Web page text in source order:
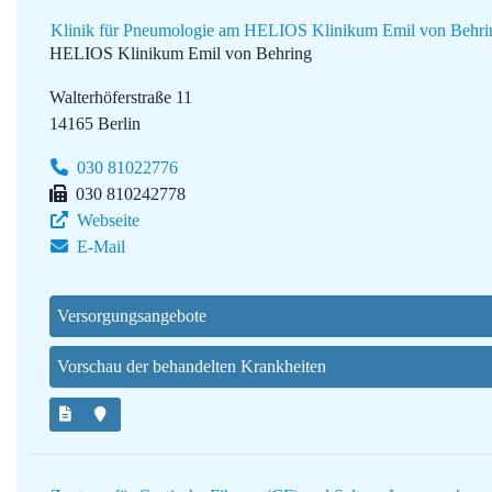
Klinik für Pneumologie am HELIOS Klinikum Emil von
HELIOS Klinikum Emil von Behring
Walterhöferstraße 11
14165 Berlin
030 81022776
030 810242778
Webseite
E-Mail
Versorgungsangebote
Vorschau der behandelten Krankheiten